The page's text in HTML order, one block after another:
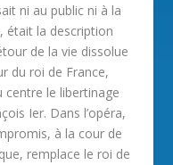
ni au public ni à la
était la description
de la vie dissolue
du roi de France,
centre le libertinage
Ier. Dans l’opéra,
à la cour de
remplace le roi de